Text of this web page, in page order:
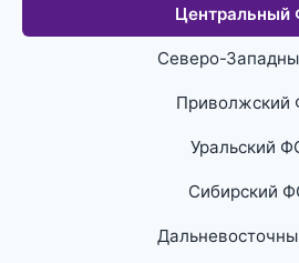
Центральный
Северо-
Приволжский
Уральский
Сибирский